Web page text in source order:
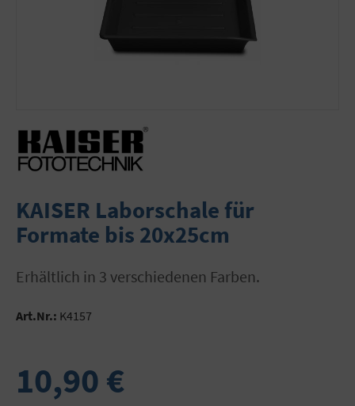
KAISER Laborschale für
Formate bis 20x25cm
Erhältlich in 3 verschiedenen Farben.
Art.Nr.: K4157
10,90 €